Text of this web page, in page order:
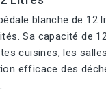
blanche de 12
Sa capacité de
cuisines, les
efficace des